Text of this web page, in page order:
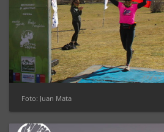
Foto: Juan Mata